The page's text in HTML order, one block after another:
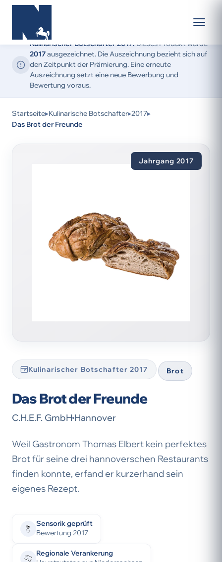
Kulinarischer Botschafter 2017:Dieses Produkt wurde
2017ausgezeichnet. Die Auszeichnung bezieht sich auf
den Zeitpunkt der Prämierung. Eine erneute
Auszeichnung setzt eine neue Bewerbung und
Bewertung voraus.
Startseite▸Kulinarische Botschafter▸2017▸
Das Brot der Freunde
Jahrgang 2017
Kulinarischer Botschafter 2017 Brot
Das Brot der Freunde
C.H.E.F. GmbH Hannover
Weil Gastronom Thomas Elbert kein perfektes
Brot für seine drei hannoverschen Restaurants
finden konnte, erfand er kurzerhand sein
eigenes Rezept.
Sensorik geprüft
Bewertung 2017
Regionale Verankerung